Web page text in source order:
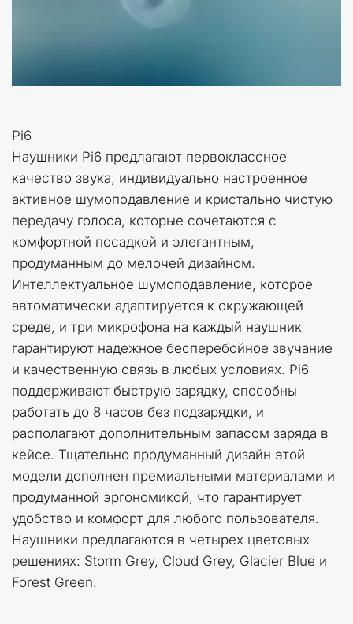
Pi6
Наушники Pi6 предлагают первоклассное
качество звука, индивидуально настроенное
активное шумоподавление и кристально чистую
передачу голоса, которые сочетаются с
комфортной посадкой и элегантным,
продуманным до мелочей дизайном.
Интеллектуальное шумоподавление, которое
автоматически адаптируется к окружающей
среде, и три микрофона на каждый наушник
гарантируют надежное бесперебойное звучание
и качественную связь в любых условиях. Pi6
поддерживают быструю зарядку, способны
работать до 8 часов без подзарядки, и
располагают дополнительным запасом заряда в
кейсе. Тщательно продуманный дизайн этой
модели дополнен премиальными материалами и
продуманной эргономикой, что гарантирует
удобство и комфорт для любого пользователя.
Наушники предлагаются в четырех цветовых
решениях: Storm Grey, Cloud Grey, Glacier Blue и
Forest Green.